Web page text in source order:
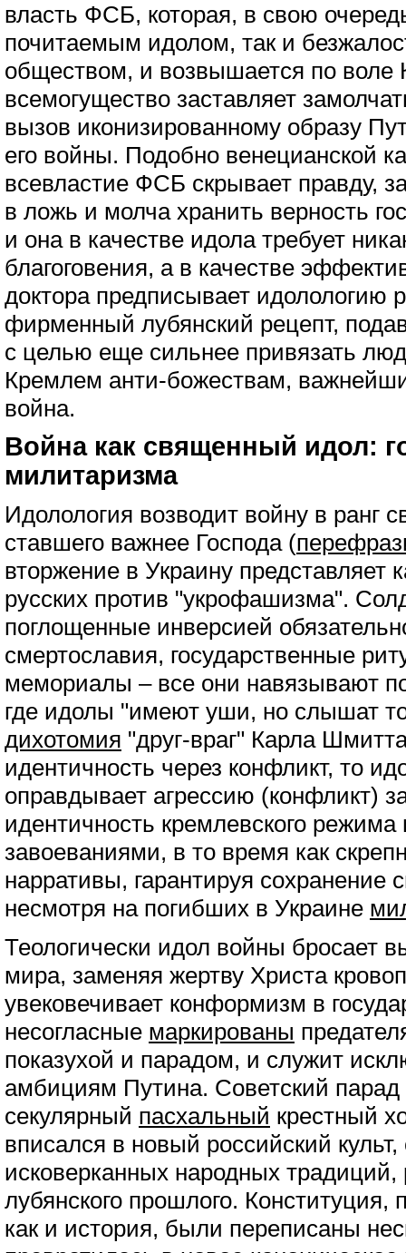
власть ФСБ, которая, в свою
почитаемым идолом, так и
обществом, и возвышается по воле
всемогущество заставляет
вызов иконизированному образу
его войны. Подобно венецианской
всевластие ФСБ скрывает правду,
в ложь и молча хранить верность
и она в качестве идола требует
благоговения, а в качестве
доктора предписывает идолологию
фирменный лубянский рецепт,
с целью еще сильнее привязать
Кремлем анти-божествам,
война.
Война как священный идол:
милитаризма
Идолология возводит войну в ранг
ставшего важнее Господа (
вторжение в Украину представляет
русских против "укрофашизма".
поглощенные инверсией
смертославия, государственные
мемориалы – все они навязывают
где идолы "имеют уши, но слышат
дихотомия "друг-враг" Карла
идентичность через конфликт, то
оправдывает агрессию (конфликт)
идентичность кремлевского режима
завоеваниями, в то время как
нарративы, гарантируя сохранение
несмотря на погибших в Украине
Теологически идол войны бросает
мира, заменяя жертву Христа
увековечивает конформизм в
несогласные маркированы
показухой и парадом, и служит
амбициям Путина. Советский
секулярный пасхальный крестный
вписался в новый российский
исковерканных народных традиций,
лубянского прошлого. Конституция,
как и история, были переписаны